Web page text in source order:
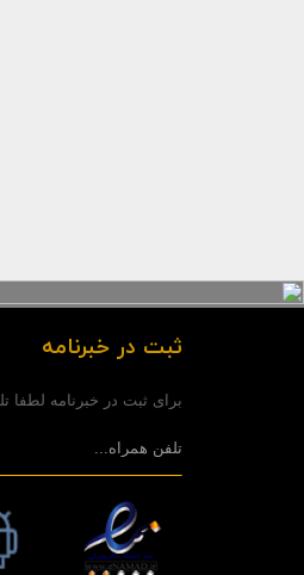
ثبت در خبرنامه
برای ثبت در خبرنامه لطفا